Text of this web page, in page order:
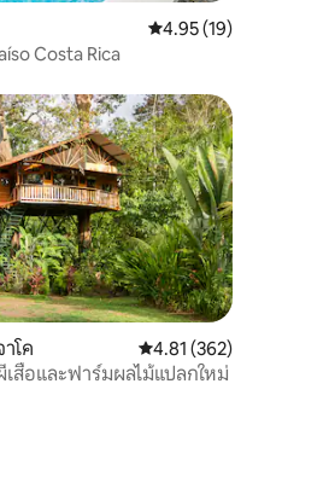
คะแนนเฉลี่ย 4.95 จาก
4.95 (19)
Costa Rica
วิว
โค คะแนนเฉลี่ย 4.81 จาก
4.81 (362)
สื้อและฟาร์มผลไม้แปลกใหม่